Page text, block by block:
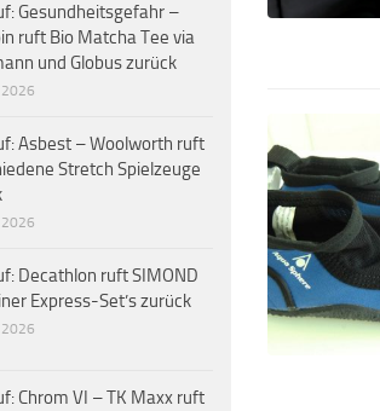
Gesundheitsgefahr –
ruft Bio Matcha Tee via
und Globus zurück
2026
Asbest – Woolworth ruft
Stretch Spielzeuge
2026
Decathlon ruft SIMOND
Express-Set’s zurück
2026
Chrom VI – TK Maxx ruft